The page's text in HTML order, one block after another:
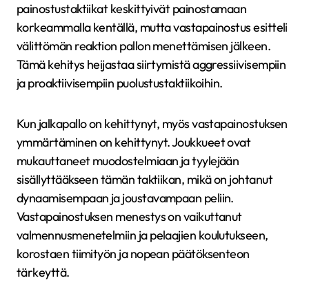
painostustaktiikat keskittyivät painostamaan
korkeammalla kentällä, mutta vastapainostus esitteli
välittömän reaktion pallon menettämisen jälkeen.
Tämä kehitys heijastaa siirtymistä aggressiivisempiin
ja proaktiivisempiin puolustustaktiikoihin.
Kun jalkapallo on kehittynyt, myös vastapainostuksen
ymmärtäminen on kehittynyt. Joukkueet ovat
mukauttaneet muodostelmiaan ja tyylejään
sisällyttääkseen tämän taktiikan, mikä on johtanut
dynaamisempaan ja joustavampaan peliin.
Vastapainostuksen menestys on vaikuttanut
valmennusmenetelmiin ja pelaajien koulutukseen,
korostaen tiimityön ja nopean päätöksenteon
tärkeyttä.